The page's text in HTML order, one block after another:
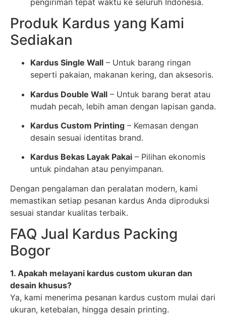
Produk Kardus yang Kami
Sediakan
Kardus Single Wall – Untuk barang ringan
seperti pakaian, makanan kering, dan aksesoris.
Kardus Double Wall – Untuk barang berat atau
mudah pecah, lebih aman dengan lapisan ganda.
Kardus Custom Printing – Kemasan dengan
desain sesuai identitas brand.
Kardus Bekas Layak Pakai – Pilihan ekonomis
untuk pindahan atau penyimpanan.
Dengan pengalaman dan peralatan modern, kami
memastikan setiap pesanan kardus Anda diproduksi
sesuai standar kualitas terbaik.
FAQ Jual Kardus Packing
Bogor
1. Apakah melayani kardus custom ukuran dan
desain khusus?
Ya, kami menerima pesanan kardus custom mulai dari
ukuran, ketebalan, hingga desain printing.